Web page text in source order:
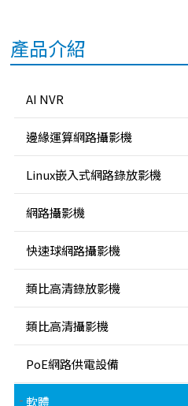
產品介紹
AI NVR
邊緣運算網路攝影機
Linux嵌入式網路錄放影機
網路攝影機
快速球網路攝影機
類比高清錄放影機
類比高清攝影機
PoE網路供電設備
軟體